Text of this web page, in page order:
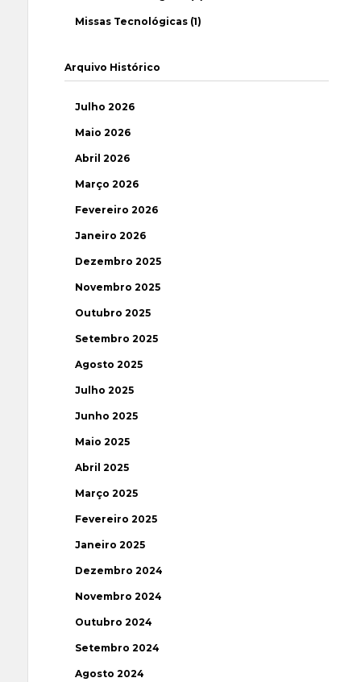
Missas Tecnológicas (1)
Arquivo Histórico
Julho 2026
Maio 2026
Abril 2026
Março 2026
Fevereiro 2026
Janeiro 2026
Dezembro 2025
Novembro 2025
Outubro 2025
Setembro 2025
Agosto 2025
Julho 2025
Junho 2025
Maio 2025
Abril 2025
Março 2025
Fevereiro 2025
Janeiro 2025
Dezembro 2024
Novembro 2024
Outubro 2024
Setembro 2024
Agosto 2024